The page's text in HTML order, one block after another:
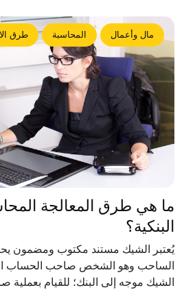
مال وأعمال المحاسبة طرق
ما هي طرق المعالجة
البنكية؟
يُعتبر الشيك مستند مكتوب ومضمون
الساحب وهو الشخص صاحب الحساب
الشيك موجه إلى البنك؛ للقيام